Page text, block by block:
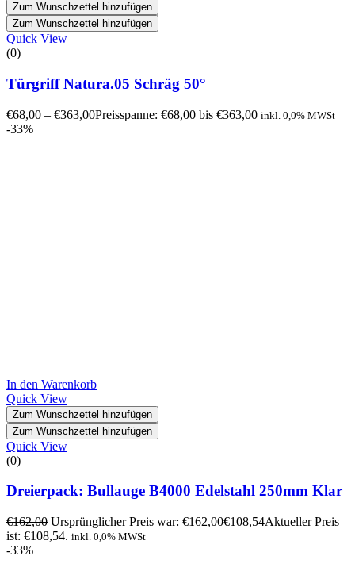
Zum Wunschzettel hinzufügen
Zum Wunschzettel hinzufügen
Quick View
(0)
Türgriff Natura.05 Schräg 50°
€68,00 – €363,00Preisspanne: €68,00 bis €363,00 inkl. 0,0% MWSt
-33%
In den Warenkorb
Quick View
Zum Wunschzettel hinzufügen
Zum Wunschzettel hinzufügen
Quick View
(0)
Dreierpack: Bullauge B4000 Edelstahl 250mm Klar
€162,00 Ursprünglicher Preis war: €162,00€108,54Aktueller Preis
ist: €108,54. inkl. 0,0% MWSt
-33%